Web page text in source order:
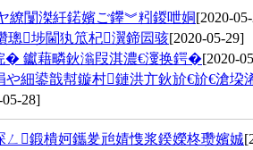
繚闅滐紝鍩嬪ご鑻︾粌鍐呭姛[2020-
璁埗閫犱笟杞瀷鍗囩骇[2020-05-29]
� 钀藉疄鈥滃叚淇濃€濅换鍔�[2020-
細鍙戠幇鏇村鏈洪亣鈥斺€斺€滄
05-28]
鍛樻妸鑴夎兘婧愯浆鍨嬫柊瓒嬪娍